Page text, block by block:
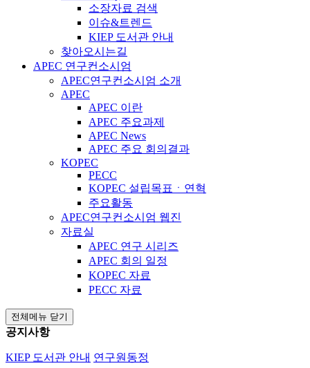
소장자료 검색
이슈&트렌드
KIEP 도서관 안내
찾아오시는길
APEC 연구컨소시엄
APEC연구컨소시엄 소개
APEC
APEC 이란
APEC 주요과제
APEC News
APEC 주요 회의결과
KOPEC
PECC
KOPEC 설립목표ㆍ연혁
주요활동
APEC연구컨소시엄 웹진
자료실
APEC 연구 시리즈
APEC 회의 일정
KOPEC 자료
PECC 자료
전체메뉴 닫기
공지사항
KIEP 도서관 안내 연구원동정